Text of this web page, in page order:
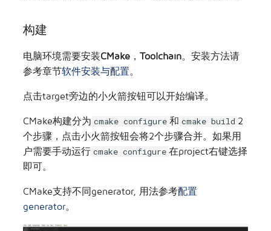
构建
电脑环境需要安装CMake ，Toolchain 。安装方法请
参考章节软件安装与配置
点击target旁边的小火箭按钮可以开始编译。
CMake构建分为 cmake configure 和 cmake build 2
个步骤，点击小火箭按钮会将2个步骤合并。如果用
户需要手动运行 cmake configure 在project右键选择
即可。
CMake支持不同generator, 用法参考配置
generator。